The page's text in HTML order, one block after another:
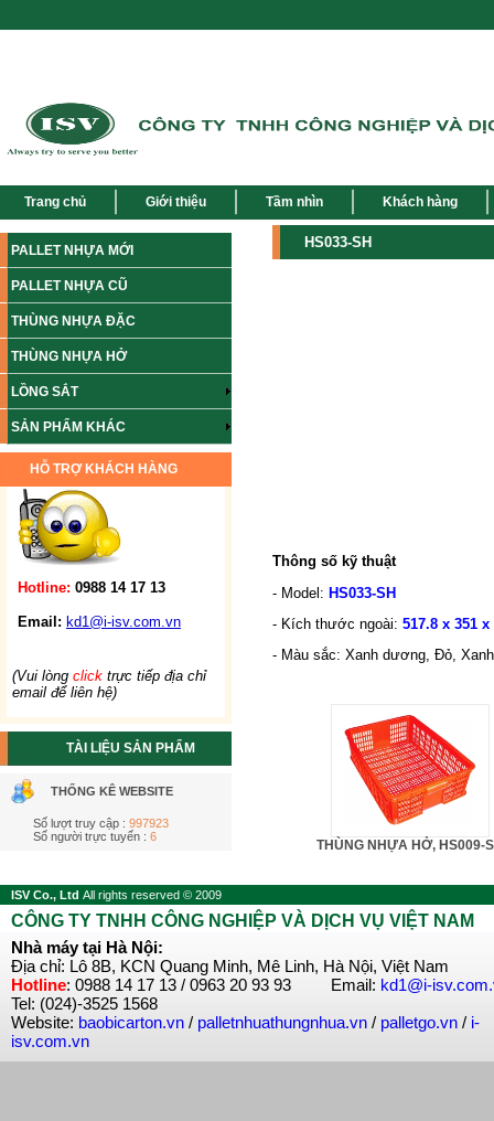
Trang chủ Giới thiệu Tầm nhìn Khách hàng
PALLET NHỰA MỚI
PALLET NHỰA CŨ
THÙNG NHỰA ĐẶC
THÙNG NHỰA HỞ
LỒNG SẮT
SẢN PHẨM KHÁC
HỖ TRỢ KHÁCH HÀNG
Hotline: 0988 14 17 13
Email: kd1@i-isv.com.vn
(Vui lòng click trực tiếp địa chỉ
email để liên hệ)
TÀI LIỆU SẢN PHẨM
THỐNG KÊ WEBSITE
Số lượt truy cập : 997923
Số người trực tuyến : 6
HS033-SH
Thông số kỹ thuật
- Model: HS033-SH
- Kích thước ngoài: 517.8 x 351 x
- Màu sắc: Xanh dương, Đỏ,
THÙNG NHỰA HỞ, HS009-
ISV Co., Ltd All rights reserved © 2009
CÔNG TY TNHH CÔNG NGHIỆP VÀ DỊCH VỤ VIỆT NAM
Nhà máy tại Hà Nội:
Địa chỉ: Lô 8B, KCN Quang Minh, Mê Linh, Hà Nội, Việt Nam
Hotline: 0988 14 17 13 / 0963 20 93 93 Email: kd1@i-
Tel: (024)-3525 1568
Website: baobicarton.vn / palletnhuathungnhua.vn / palletgo.vn / i-
isv.com.vn